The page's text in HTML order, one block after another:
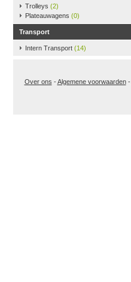
Trolleys (2)
Plateauwagens (0)
Transport
Intern Transport (14)
Over ons -Algemene voorwaarden-